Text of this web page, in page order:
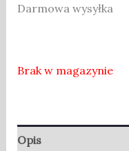
Darmowa wysyłka
Brak w magazynie
Opis